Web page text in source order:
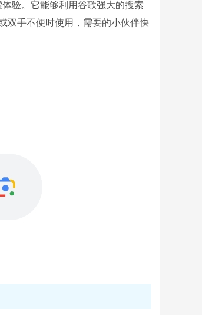
验。它能够利用谷歌强大的搜索
双手不便时使用，需要的小伙伴快